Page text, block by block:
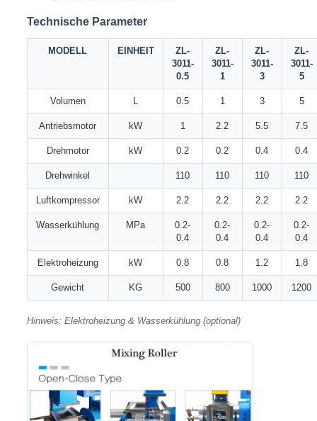
Technische Parameter
MODELL EINHEIT
ZL-
3011-
0.5
ZL-
3011-
1
ZL-
3011-
3
ZL-
3011-
5
Volumen L 0.5 1 3 5
Antriebsmotor kW 1 2.2 5.5 7.5
Drehmotor kW 0.2 0.2 0.4 0.4
Drehwinkel 110 110 110 110
Luftkompressor kW 2.2 2.2 2.2 2.2
Wasserkühlung MPa
0.2-
0.4
0.2-
0.4
0.2-
0.4
0.2-
0.4
Elektroheizung kW 0.8 0.8 1.2 1.8
Gewicht KG 500 800 1000 1200
Hinweis: Elektroheizung & Wasserkühlung (optional)